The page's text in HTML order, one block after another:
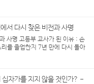
는 것으로 추정된다. 대략 10,0
현...
서 다시 찾은 비전과 사명
사명 고등부 교사가 된 이유 : 손
를 졸업한지 7년 만에 다시 돌아
하고있는 손명호 입니다. 현재는
봉사...
십자가를 지지 않을 것인가? -